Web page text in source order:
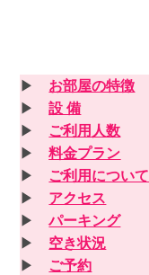
▶ お部屋の特徴
▶設 備
▶ ご利用人数
▶料金プラン
▶ ご利用について
▶ アクセス
▶パーキング
▶ 空き状況
▶ ご予約